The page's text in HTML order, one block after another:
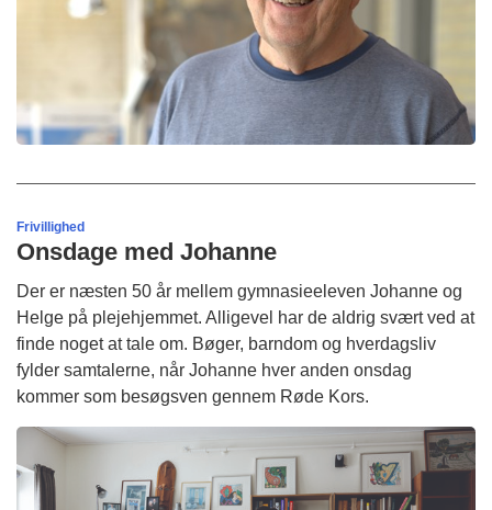
Frivillighed
Onsdage med Johanne
Der er næsten 50 år mellem gymnasieeleven Johanne og
Helge på plejehjemmet. Alligevel har de aldrig svært ved at
finde noget at tale om. Bøger, barndom og hverdagsliv
fylder samtalerne, når Johanne hver anden onsdag
kommer som besøgsven gennem Røde Kors.